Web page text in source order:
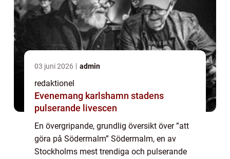
03 juni 2026 admin
redaktionel
Evenemang karlshamn stadens
pulserande livescen
En övergripande, grundlig översikt över ”att
göra på Södermalm” Södermalm, en av
Stockholms mest trendiga och pulserande